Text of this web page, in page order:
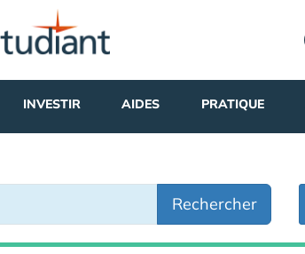
INVESTIR AIDES PRATIQUE
Rechercher